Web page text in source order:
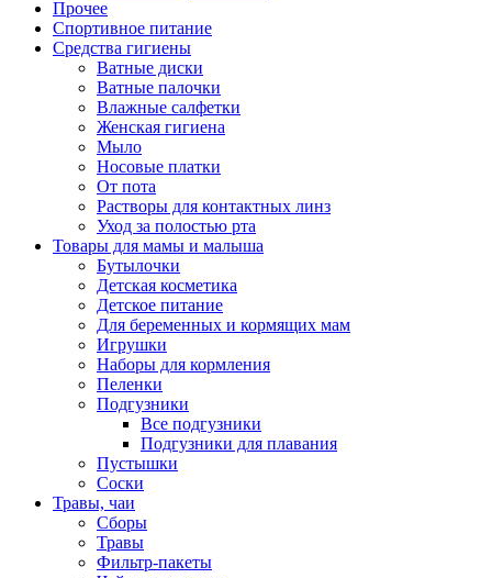
Прочее
Спортивное питание
Средства гигиены
Ватные диски
Ватные палочки
Влажные салфетки
Женская гигиена
Мыло
Носовые платки
От пота
Растворы для контактных линз
Уход за полостью рта
Товары для мамы и малыша
Бутылочки
Детская косметика
Детское питание
Для беременных и кормящих мам
Игрушки
Наборы для кормления
Пеленки
Подгузники
Все подгузники
Подгузники для плавания
Пустышки
Соски
Травы, чаи
Сборы
Травы
Фильтр-пакеты